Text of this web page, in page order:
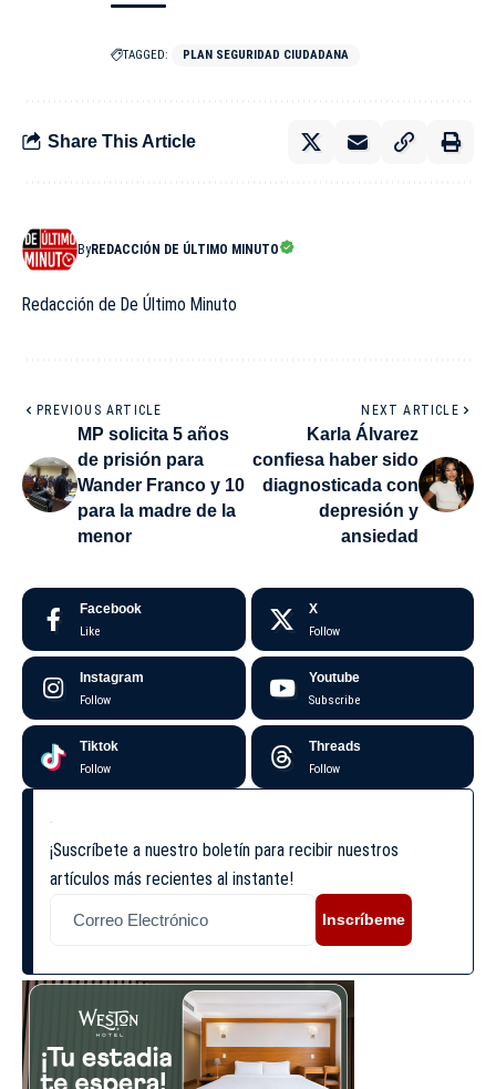
TAGGED: PLAN SEGURIDAD CIUDADANA
Share This Article
ByREDACCIÓN DE ÚLTIMO MINUTO
Redacción de De Último Minuto
PREVIOUS ARTICLE
MP solicita 5 años
de prisión para
Wander Franco y 10
para la madre de la
menor
NEXT ARTICLE
Karla Álvarez
confiesa haber sido
diagnosticada con
depresión y
ansiedad
Facebook
Like
X
Follow
Instagram
Follow
Youtube
Subscribe
Tiktok
Follow
Threads
Follow
¡Suscríbete a nuestro boletín para recibir nuestros
artículos más recientes al instante!
Inscríbeme